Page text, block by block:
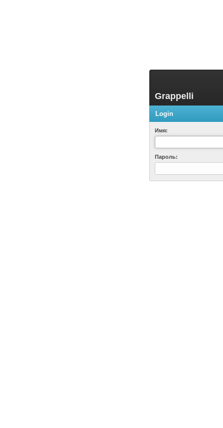
Grappelli
Login
Имя:
Пароль: